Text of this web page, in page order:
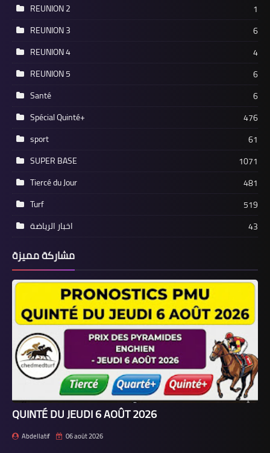
REUNION 2
1
REUNION 3
6
REUNION 4
4
REUNION 5
6
Santé
6
Spécial Quinté+
476
sport
61
SUPER BASE
1071
Tiercé du Jour
481
Turf
519
اخبار الرياضة
43
مشاركة مميزة
QUINTÉ DU JEUDI 6 AOÛT 2026
Abdellatif 06 août 2026